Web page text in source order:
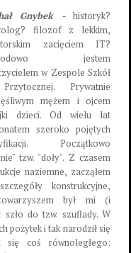
Gnybek - historyk?
filozof z lekkim,
zacięciem IT?
jestem
w Zespole Szkół
Prywatnie
mężem i ojcem
dzieci. Od wielu lat
szeroko pojętych
Początkowo
tzw. "doły". Z czasem
naziemne, zacząłem
konstrukcyjne,
był mi (i
do tzw. szuflady. W
pożytek i tak narodził się
coś równoległego: